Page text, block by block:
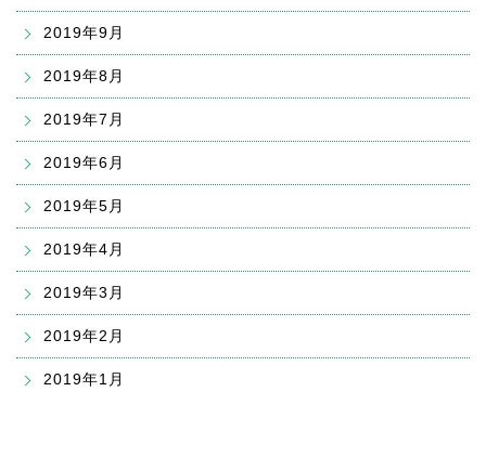
2019年9月
2019年8月
2019年7月
2019年6月
2019年5月
2019年4月
2019年3月
2019年2月
2019年1月